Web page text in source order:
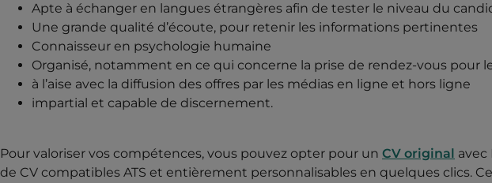
Apte à échanger en langues étrangères afin de tester le niveau du
Une grande qualité d’écoute, pour retenir les informations pertinentes
Connaisseur en psychologie humaine
Organisé, notamment en ce qui concerne la prise de rendez-vous pour
à l’aise avec la diffusion des offres par les médias en ligne et hors ligne
impartial et capable de discernement.
Pour valoriser vos compétences, vous pouvez opter pour un CV original avec
de CV compatibles ATS et entièrement personnalisables en quelques clics.